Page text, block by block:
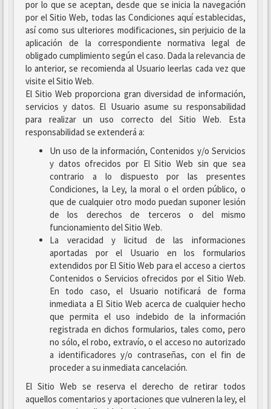
por lo que se aceptan, desde que se inicia la navegación
por el Sitio Web, todas las Condiciones aquí establecidas,
así como sus ulteriores modificaciones, sin perjuicio de la
aplicación de la correspondiente normativa legal de
obligado cumplimiento según el caso. Dada la relevancia de
lo anterior, se recomienda al Usuario leerlas cada vez que
visite el Sitio Web.
El Sitio Web proporciona gran diversidad de información,
servicios y datos. El Usuario asume su responsabilidad
para realizar un uso correcto del Sitio Web. Esta
responsabilidad se extenderá a:
Un uso de la información, Contenidos y/o Servicios
y datos ofrecidos por El Sitio Web sin que sea
contrario a lo dispuesto por las presentes
Condiciones, la Ley, la moral o el orden público, o
que de cualquier otro modo puedan suponer lesión
de los derechos de terceros o del mismo
funcionamiento del Sitio Web.
La veracidad y licitud de las informaciones
aportadas por el Usuario en los formularios
extendidos por El Sitio Web para el acceso a ciertos
Contenidos o Servicios ofrecidos por el Sitio Web.
En todo caso, el Usuario notificará de forma
inmediata a El Sitio Web acerca de cualquier hecho
que permita el uso indebido de la información
registrada en dichos formularios, tales como, pero
no sólo, el robo, extravío, o el acceso no autorizado
a identificadores y/o contraseñas, con el fin de
proceder a su inmediata cancelación.
El Sitio Web se reserva el derecho de retirar todos
aquellos comentarios y aportaciones que vulneren la ley, el